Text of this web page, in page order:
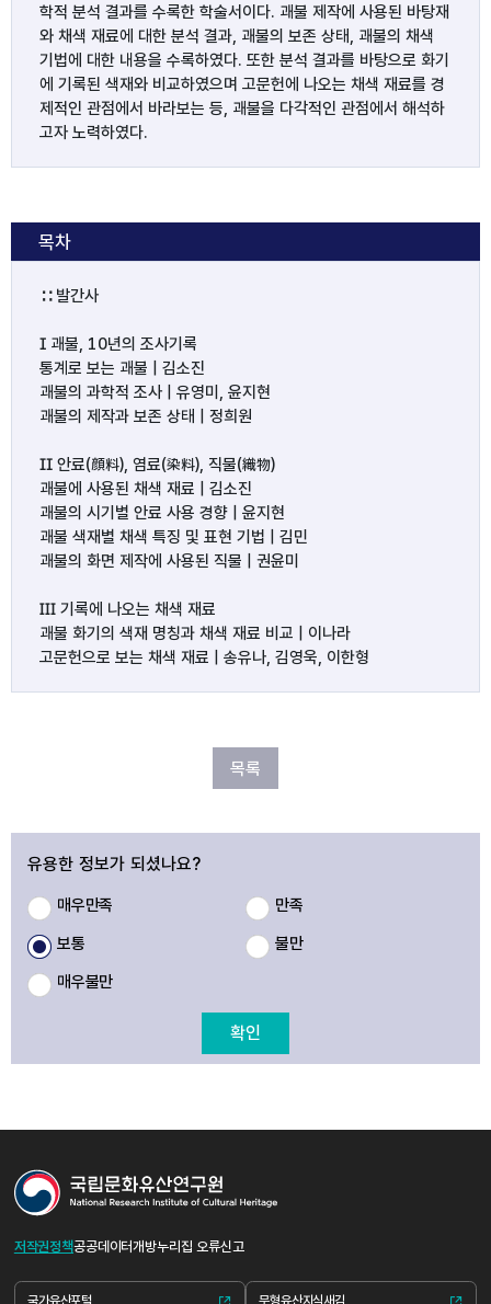
학적 분석 결과를 수록한 학술서이다. 괘불 제작에 사용된 바탕재
와 채색 재료에 대한 분석 결과, 괘불의 보존 상태, 괘불의 채색
기법에 대한 내용을 수록하였다. 또한 분석 결과를 바탕으로 화기
에 기록된 색재와 비교하였으며 고문헌에 나오는 채색 재료를 경
제적인 관점에서 바라보는 등, 괘불을 다각적인 관점에서 해석하
고자 노력하였다.
목차
∷ 발간사
Ⅰ 괘불, 10년의 조사기록
통계로 보는 괘불 | 김소진
괘불의 과학적 조사 | 유영미, 윤지현
괘불의 제작과 보존 상태 | 정희원
Ⅱ 안료(顔料), 염료(染料), 직물(織物)
괘불에 사용된 채색 재료 | 김소진
괘불의 시기별 안료 사용 경향 | 윤지현
괘불 색재별 채색 특징 및 표현 기법 | 김민
괘불의 화면 제작에 사용된 직물 | 권윤미
Ⅲ 기록에 나오는 채색 재료
괘불 화기의 색재 명칭과 채색 재료 비교 | 이나라
고문헌으로 보는 채색 재료 | 송유나, 김영욱, 이한형
목록
유용한 정보가 되셨나요?
매우만족
만족
보통
불만
매우불만
확인
저작권정책공공데이터개방누리집 오류신고